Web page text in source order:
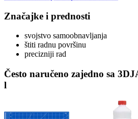
Značajke i prednosti
svojstvo samoobnavljanja
štiti radnu površinu
precizniji rad
Često naručeno zajedno sa
l